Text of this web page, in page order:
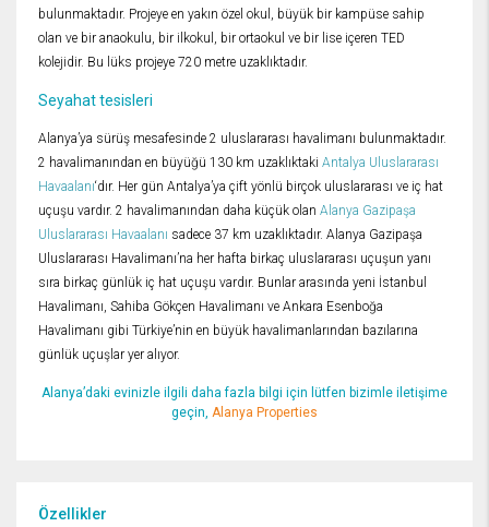
bulunmaktadır. Projeye en yakın özel okul, büyük bir kampüse sahip
olan ve bir anaokulu, bir ilkokul, bir ortaokul ve bir lise içeren TED
kolejidir. Bu lüks projeye 720 metre uzaklıktadır.
Seyahat tesisleri
Alanya’ya sürüş mesafesinde 2 uluslararası havalimanı bulunmaktadır.
2 havalimanından en büyüğü 130 km uzaklıktaki Antalya Uluslararası
Havaalanı‘dır. Her gün Antalya’ya çift yönlü birçok uluslararası ve iç hat
uçuşu vardır. 2 havalimanından daha küçük olan Alanya Gazipaşa
Uluslararası Havaalanı sadece 37 km uzaklıktadır. Alanya Gazipaşa
Uluslararası Havalimanı’na her hafta birkaç uluslararası uçuşun yanı
sıra birkaç günlük iç hat uçuşu vardır. Bunlar arasında yeni İstanbul
Havalimanı, Sahiba Gökçen Havalimanı ve Ankara Esenboğa
Havalimanı gibi Türkiye’nin en büyük havalimanlarından bazılarına
günlük uçuşlar yer alıyor.
Alanya’daki evinizle ilgili daha fazla bilgi için lütfen bizimle iletişime
geçin, Alanya Properties
Özellikler